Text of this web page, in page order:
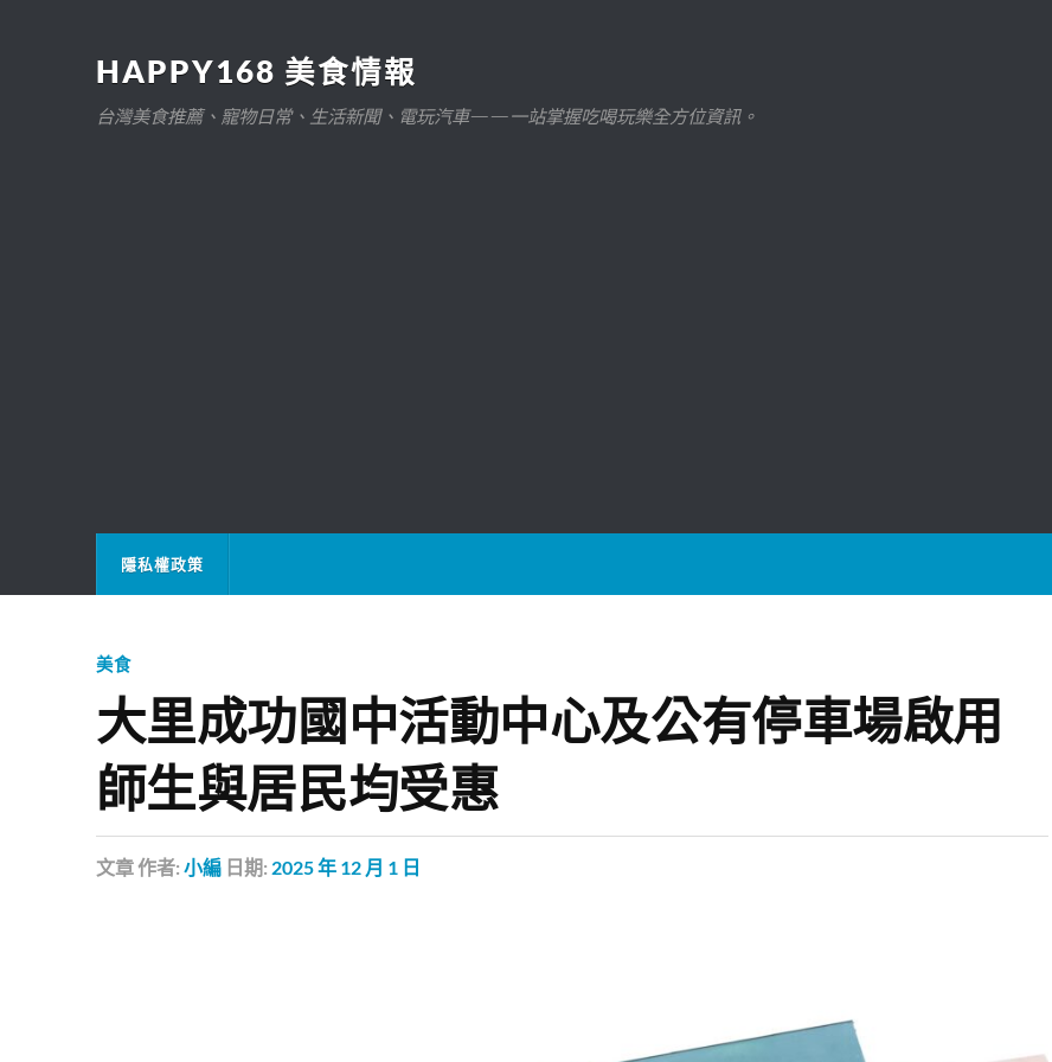
HAPPY168 美食情報
台灣美食推薦、寵物日常、生活新聞、電玩汽車——一站掌握吃喝玩樂全方位資訊。
隱私權政策
美食
大里成功國中活動中心及公有停車場啟用
師生與居民均受惠
文章作者: 小編 日期: 2025 年 12 月 1 日